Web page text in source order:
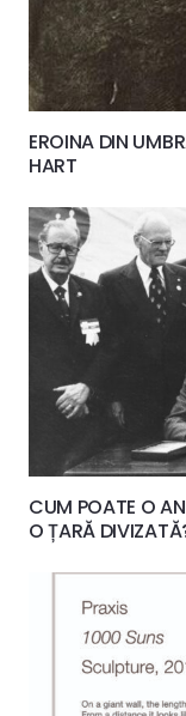
EROINA DIN
HART
CUM POATE O
O ȚARĂ